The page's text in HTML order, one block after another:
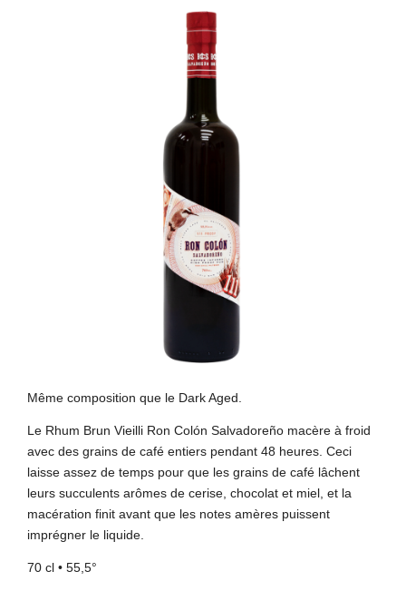
Même composition que le Dark Aged.
Le Rhum Brun Vieilli Ron Colón Salvadoreño macère à froid
avec des grains de café entiers pendant 48 heures. Ceci
laisse assez de temps pour que les grains de café lâchent
leurs succulents arômes de cerise, chocolat et miel, et la
macération finit avant que les notes amères puissent
imprégner le liquide.
70 cl • 55,5°